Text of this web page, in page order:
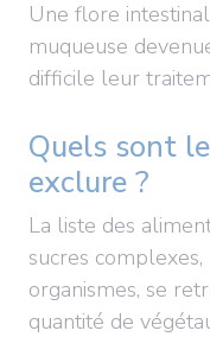
Une flore
muqueuse
difficile leur
Quels sont
exclure ?
La liste des
sucres
organismes, se
quantité de